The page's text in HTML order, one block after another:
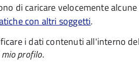
di caricare velocemente
con altri soggetti.
i dati contenuti all'interno
profilo.